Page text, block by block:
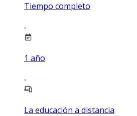
Tiempo completo
1 año
La educación a distancia